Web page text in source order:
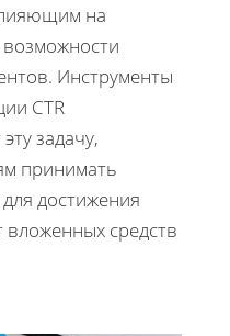
на
Инструменты
CTR
задачу,
принимать
достижения
средств